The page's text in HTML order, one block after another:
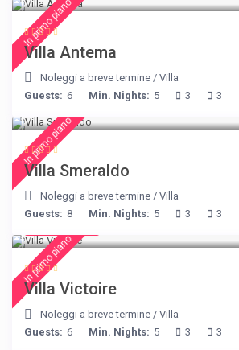
In primo piano
Villa Antema
Noleggi a breve termine /Villa
Guests: 6 Min. Nights: 5 3 3
In primo piano
Villa Smeraldo
Noleggi a breve termine /Villa
Guests: 8 Min. Nights: 5 3 3
In primo piano
Villa Victoire
Noleggi a breve termine /Villa
Guests: 6 Min. Nights: 5 3 3